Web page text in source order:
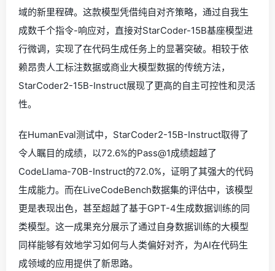
域的新里程碑。这款模型凭借纯自对齐策略，通过自我生
成数千个指令-响应对，直接对StarCoder-15B基座模型进
行微调，实现了在代码生成任务上的显著突破。相较于依
赖昂贵人工标注数据或商业大模型数据的传统方法，
StarCoder2-15B-Instruct展现了更高的自主可控性和灵活
性。
在HumanEval测试中，StarCoder2-15B-Instruct取得了
令人瞩目的成绩，以72.6%的Pass@1成绩超越了
CodeLlama-70B-Instruct的72.0%，证明了其强大的代码
生成能力。而在LiveCodeBench数据集的评估中，该模型
更是表现出色，甚至超越了基于GPT-4生成数据训练的同
类模型。这一成果充分展示了通过自身数据训练的大模型
同样能够有效地学习如何与人类偏好对齐，为AI在代码生
成领域的应用提供了新思路。